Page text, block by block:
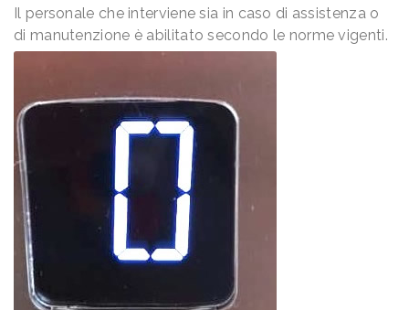
Il personale che interviene sia in caso di assistenza o
di manutenzione è abilitato secondo le norme vigenti.